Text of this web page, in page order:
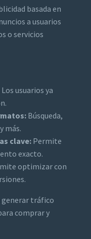
basada en
a usuarios
o servicios
Los usuarios ya
Búsqueda,
más.
clave: Permite
exacto.
optimizar con
generar tráfico
comprar y